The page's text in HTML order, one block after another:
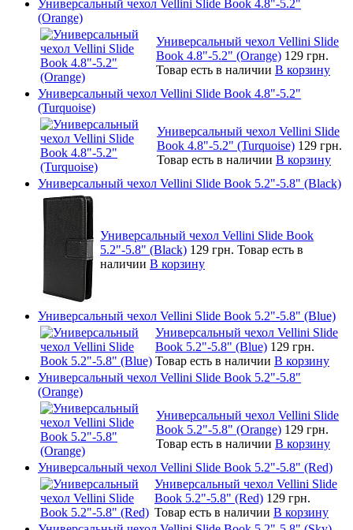
Универсальный чехол Vellini Slide Book 4.8"-5.2"
(Orange)
Универсальный чехол Vellini Slide
Book 4.8"-5.2" (Orange) 129 грн.
Товар есть в наличии В корзину
Универсальный чехол Vellini Slide Book 4.8"-5.2"
(Turquoise)
Универсальный чехол Vellini Slide
Book 4.8"-5.2" (Turquoise) 129 грн.
Товар есть в наличии В корзину
Универсальный чехол Vellini Slide Book 5.2"-5.8" (Black)
Универсальный чехол Vellini Slide Book
5.2"-5.8" (Black) 129 грн. Товар есть в
наличии В корзину
Универсальный чехол Vellini Slide Book 5.2"-5.8" (Blue)
Универсальный чехол Vellini Slide
Book 5.2"-5.8" (Blue) 129 грн.
Товар есть в наличии В корзину
Универсальный чехол Vellini Slide Book 5.2"-5.8"
(Orange)
Универсальный чехол Vellini Slide
Book 5.2"-5.8" (Orange) 129 грн.
Товар есть в наличии В корзину
Универсальный чехол Vellini Slide Book 5.2"-5.8" (Red)
Универсальный чехол Vellini Slide
Book 5.2"-5.8" (Red) 129 грн.
Товар есть в наличии В корзину